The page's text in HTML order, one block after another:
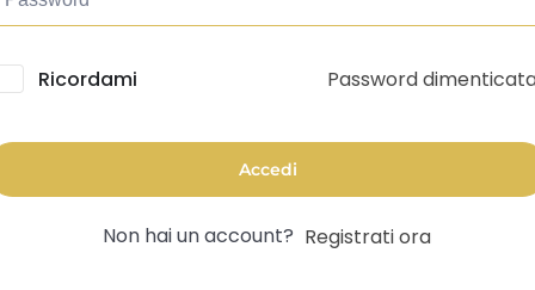
Ricordami Password
Accedi
Non hai un account? Registrati ora